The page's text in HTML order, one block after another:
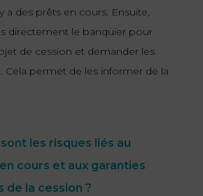
a des prêts en cours. Ensuite,
directement le banquier pour
de cession et demander les
Cela permet de les informer de la
les risques liés au
cours et aux garanties
de la cession ?